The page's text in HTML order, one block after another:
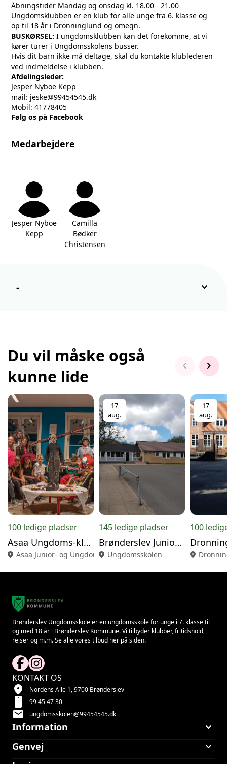
Åbningstider Mandag og onsdag kl. 18.00 - 21.00
Ungdomsklubben er en klub for alle unge fra 6. klasse og
op til 18 år i Dronninglund og omegn.
BUSKØRSEL: I ungdomsklubben kan det forekomme, at vi
kører turer i Ungdomsskolens busser.
Hvis dit barn ikke må deltage, skal du kontakte klublederen
ved indmeldelse i klubben.
Afdelingsleder:
Jesper Nyboe Kepp
mail: jeske@99454545.dk
Mobil: 41778405
Følg os på Facebook
Medarbejdere
Jesper Nyboe
Kepp
Camilla
Bødker
Christensen
- keyboard_arrow_down
Du vil måske også
kunne lide
chevron_left chevron_right
100 ledige pladser
Asaa Ungdoms-klub
location_on Asaa Junior- og Ungdomsklub
17
aug.
145 ledige pladser
Brønderslev Junior- og Ungdomsklub
location_on Ungdomsskolen
17
aug.
100
location_on
Brønderslev Ungdomsskole er en ungdomsskole for unge i 7. klasse til
og med 18 år i Brønderslev Kommune. Vi tilbyder klubber, fritidshold,
rejser og m.m. Se alle vores tilbud her på siden.
KONTAKT OS
location_on Nordens Alle 1, 9700 Brønderslev
smartphone 99 45 47 30
mail ungdomsskolen@99454545.dk
Information keyboard_arrow_down
Genvej keyboard_arrow_down